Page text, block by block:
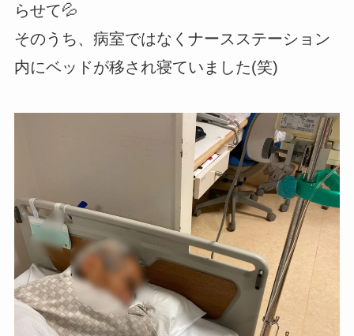
らせて💦
そのうち、病室ではなくナースステーション
内にベッドが移され寝ていました(笑)